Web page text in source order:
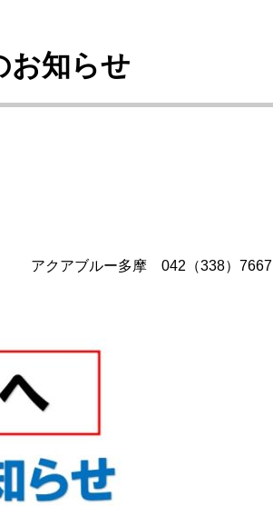
お知らせ
アクアブルー多摩 042（338）7667